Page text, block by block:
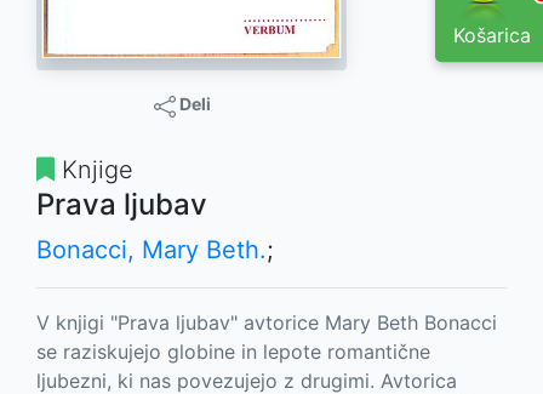
Košarica
Deli
Knjige
Prava ljubav
Bonacci, Mary Beth.;
V knjigi "Prava ljubav" avtorice Mary Beth Bonacci
se raziskujejo globine in lepote romantične
ljubezni, ki nas povezujejo z drugimi. Avtorica